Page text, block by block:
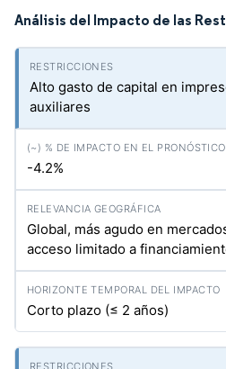
Análisis del Impacto de las
Alto gasto de capital en
auxiliares
-4.2%
Global, más agudo en
acceso limitado a
Corto plazo (≤ 2 años)